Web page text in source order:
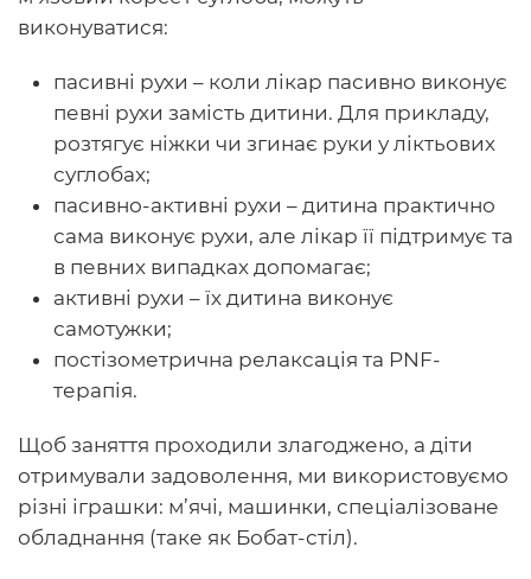
виконуватися:
пасивні рухи – коли лікар пасивно виконує
певні рухи замість дитини. Для прикладу,
розтягує ніжки чи згинає руки у ліктьових
суглобах;
пасивно-активні рухи – дитина практично
сама виконує рухи, але лікар її підтримує та
в певних випадках допомагає;
активні рухи – їх дитина виконує
самотужки;
постізометрична релаксація та PNF-
терапія.
Щоб заняття проходили злагоджено, а діти
отримували задоволення, ми використовуємо
різні іграшки: м’ячі, машинки, спеціалізоване
обладнання (таке як Бобат-стіл).